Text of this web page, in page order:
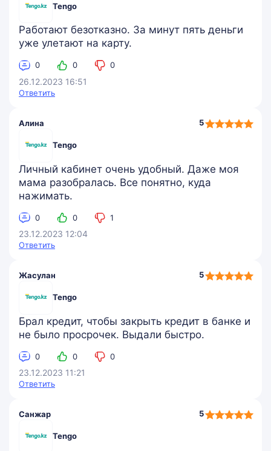
Tengo
Работают безотказно. За минут пять деньги
уже улетают на карту.
0 0 0
26.12.2023 16:51
Ответить
Алина
Tengo
5
5,0
Личный кабинет очень удобный. Даже моя
мама разобралась. Все понятно, куда
нажимать.
0 0 1
23.12.2023 12:04
Ответить
Жасулан
Tengo
5
5,0
Брал кредит, чтобы закрыть кредит в банке и
не было просрочек. Выдали быстро.
0 0 0
23.12.2023 11:21
Ответить
Санжар
Tengo
5
5,0